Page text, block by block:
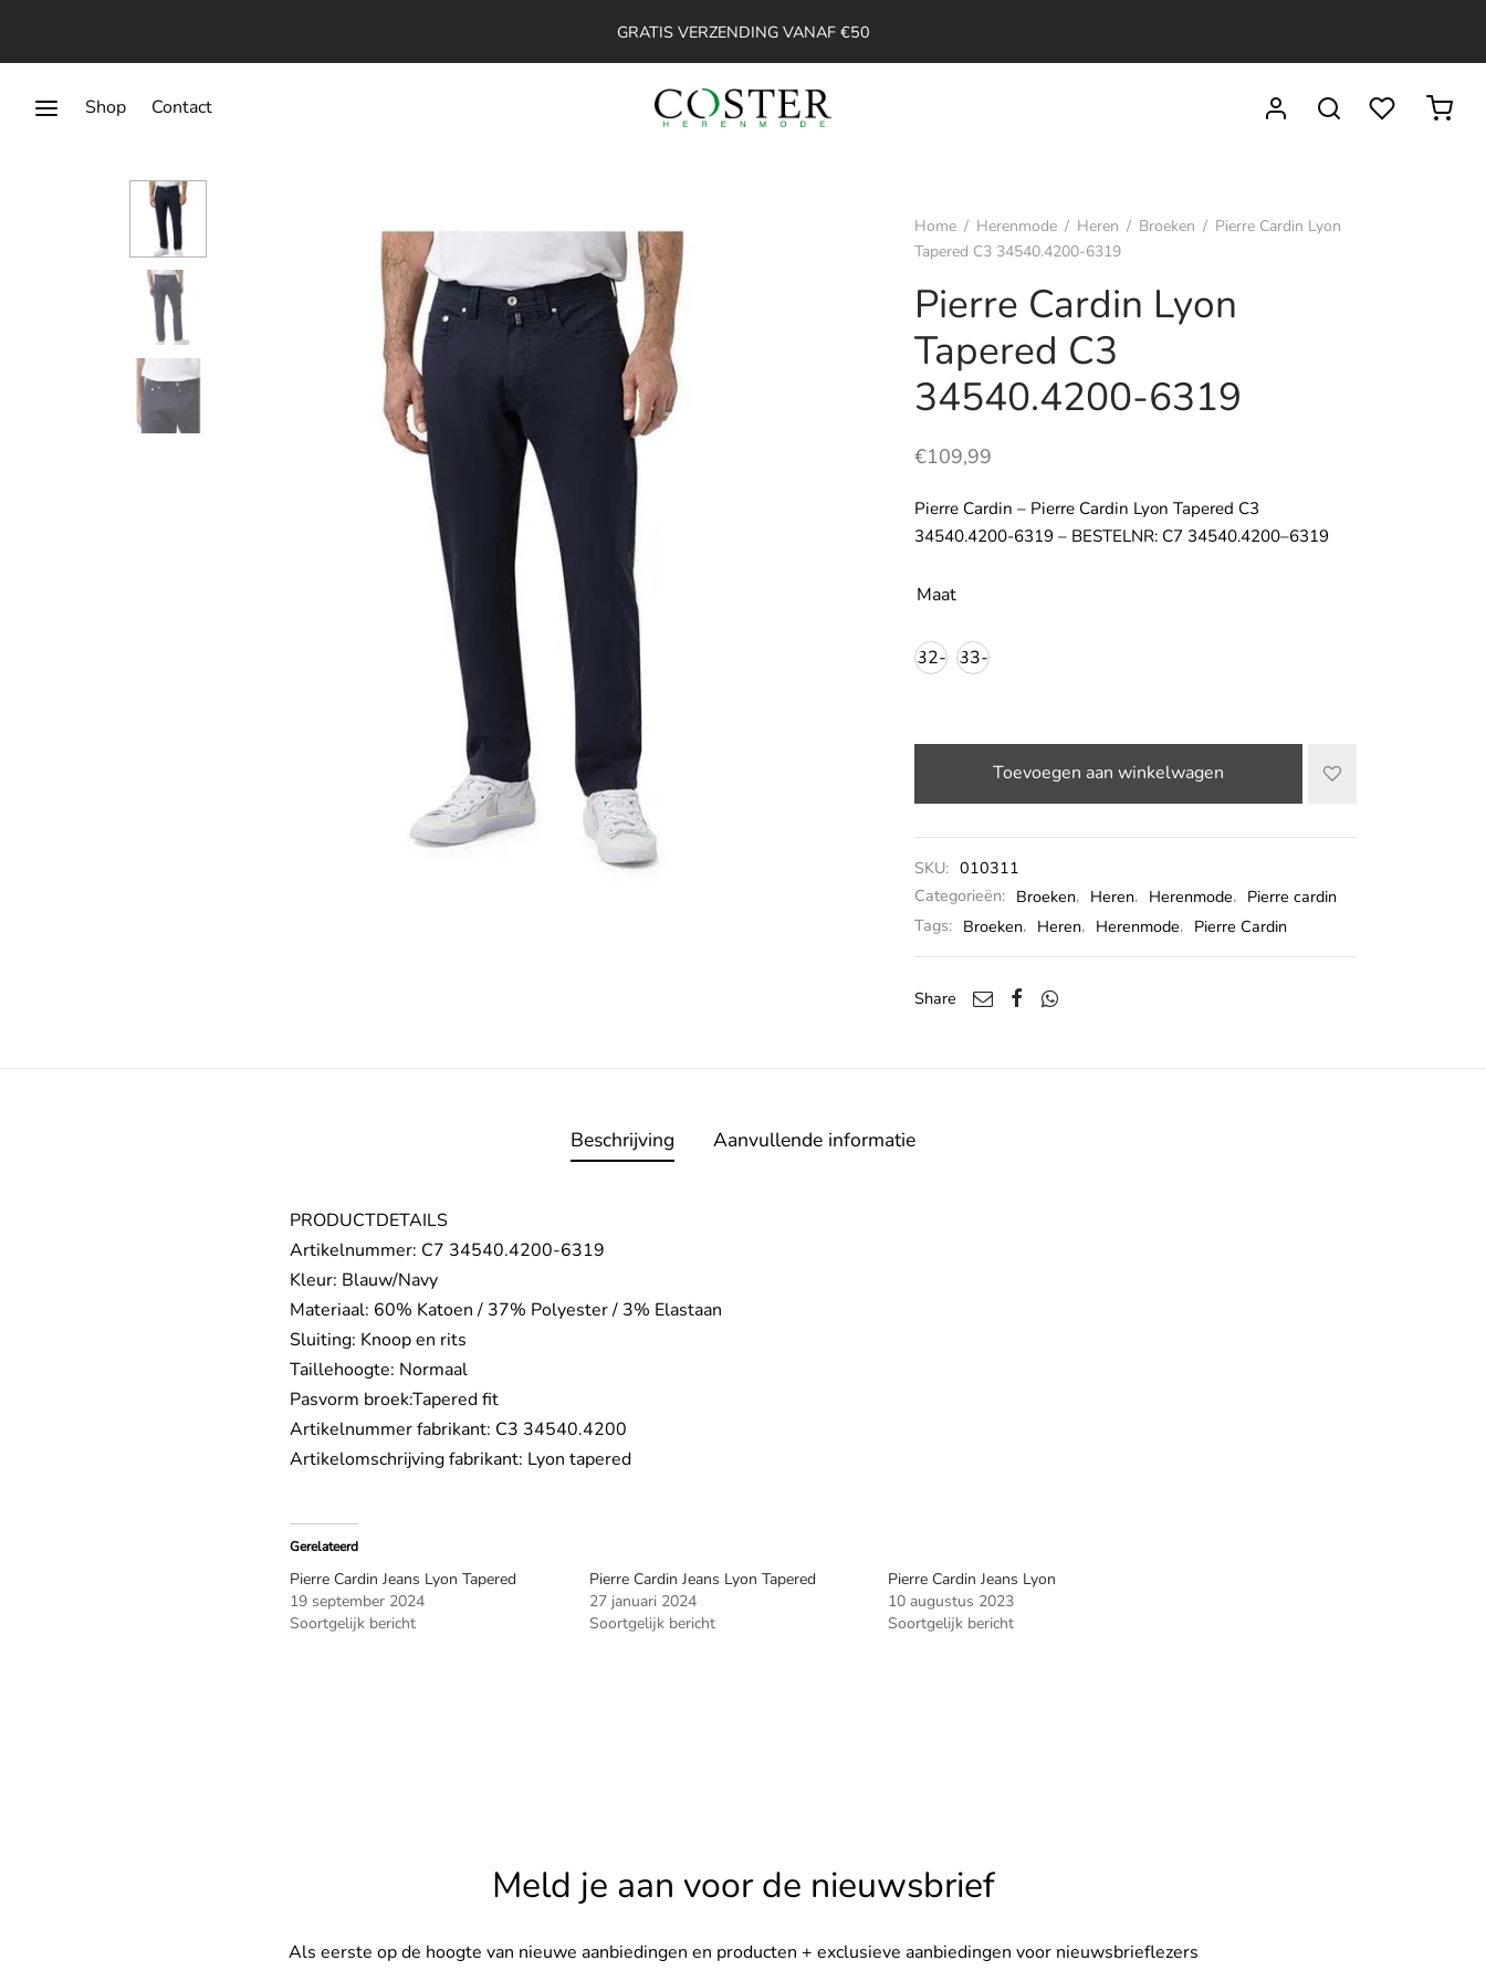
GRATIS VERZENDING VANAF €50
Shop Contact
Home / Herenmode / Heren / Broeken / Pierre Cardin Lyon
Tapered C3 34540.4200-6319
Pierre Cardin Lyon
Tapered C3
34540.4200-6319
€109,99
Pierre Cardin – Pierre Cardin Lyon Tapered C3
34540.4200-6319 – BESTELNR: C7 34540.4200–6319
Maat
32-
34
33-
34
Toevoegen aan winkelwagen
SKU: 010311
Categorieën: Broeken, Heren, Herenmode, Pierre cardin
Tags: Broeken, Heren, Herenmode, Pierre Cardin
Share
Beschrijving Aanvullende informatie
PRODUCTDETAILS
Artikelnummer: C7 34540.4200-6319
Kleur: Blauw/Navy
Materiaal: 60% Katoen / 37% Polyester / 3% Elastaan
Sluiting: Knoop en rits
Taillehoogte: Normaal
Pasvorm broek:Tapered fit
Artikelnummer fabrikant: C3 34540.4200
Artikelomschrijving fabrikant: Lyon tapered
Gerelateerd
Pierre Cardin Jeans Lyon Tapered
19 september 2024
Soortgelijk bericht
Pierre Cardin Jeans Lyon Tapered
27 januari 2024
Soortgelijk bericht
Pierre Cardin Jeans Lyon
10 augustus 2023
Soortgelijk bericht
Meld je aan voor de nieuwsbrief
Als eerste op de hoogte van nieuwe aanbiedingen en producten + exclusieve aanbiedingen voor nieuwsbrieflezers